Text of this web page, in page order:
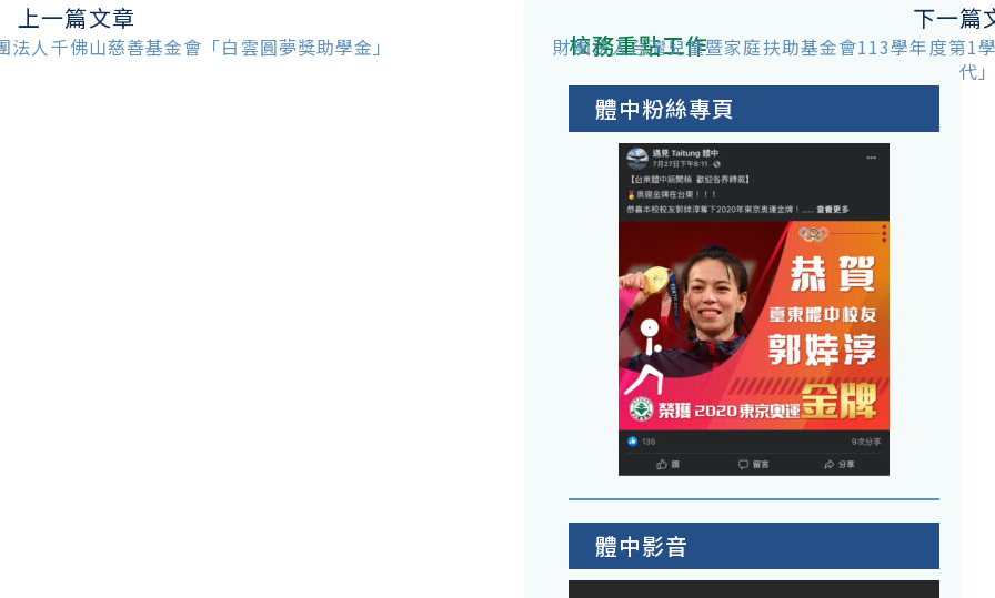
上一篇文章
法人千佛山慈善基金會「白雲圓夢獎助學金」
下一篇
財團法人台灣兒童暨家庭扶助基金會113學年度第1
代
校務重點工作
體中粉絲專頁
體中影音